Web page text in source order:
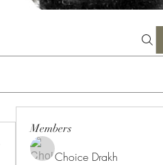
Members
Choice Drakh